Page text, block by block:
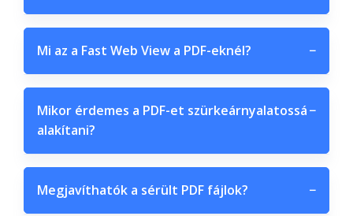
Mi az a Fast Web View a PDF-eknél? −
Mikor érdemes a PDF-et szürkeárnyalatossá
alakítani?
−
Megjavíthatók a sérült PDF fájlok? −